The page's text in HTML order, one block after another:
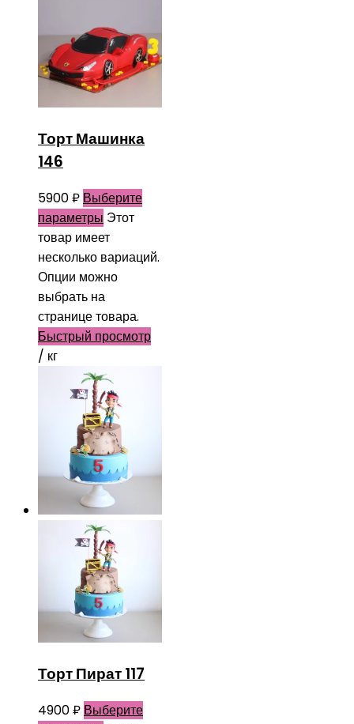
Торт Машинка
146
5900₽ Выберите
параметры Этот
товар имеет
несколько вариаций.
Опции можно
выбрать на
странице товара.
Быстрый просмотр
/ кг
Торт Пират 117
4900₽ Выберите